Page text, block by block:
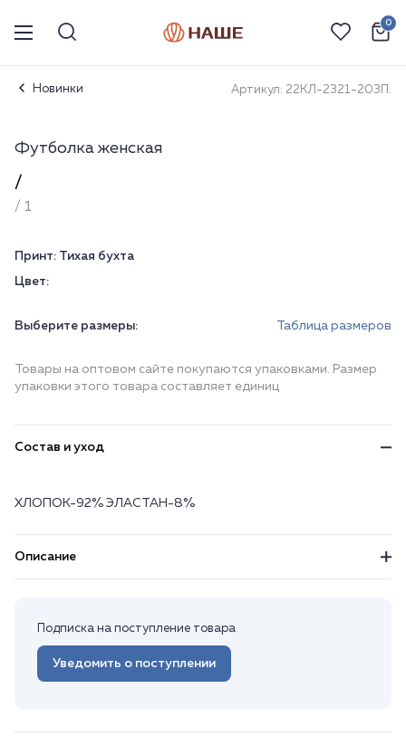
0
Новинки Артикул: 22КЛ-2321-203П.
Футболка женская
/
/ 1
Принт: Тихая бухта
Цвет:
Выберите размеры: Таблица размеров
Товары на оптовом сайте покупаются упаковками. Размер
упаковки этого товара составляет единиц
Состав и уход
ХЛОПОК-92% ЭЛАСТАН-8%
Описание
Подписка на поступление товара
Уведомить о поступлении